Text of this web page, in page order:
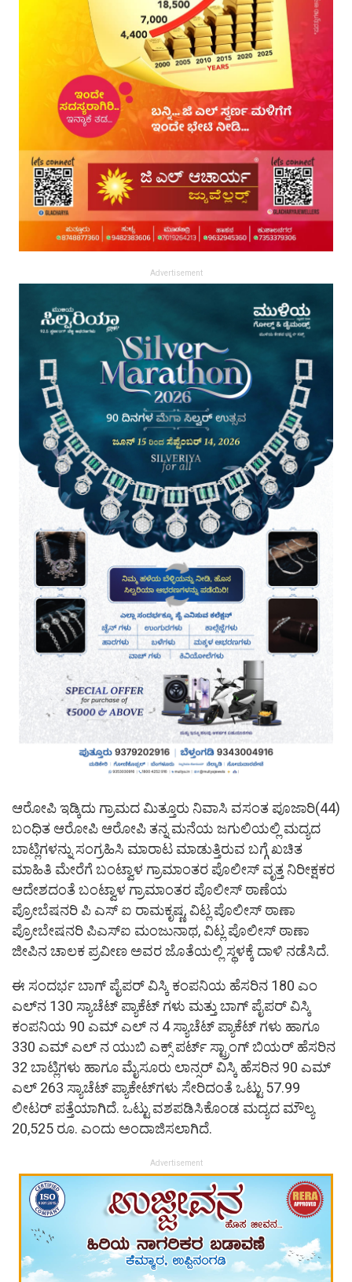
Advertisement
ಆರೋಪಿ ಇಡ್ಕಿದು ಗ್ರಾಮದ ಮಿತ್ತೂರು ನಿವಾಸಿ ವಸಂತ ಪೂಜಾರಿ(44)
ಬಂಧಿತ ಆರೋಪಿ ಆರೋಪಿ ತನ್ನ ಮನೆಯ ಜಗುಲಿಯಲ್ಲಿ ಮದ್ಯದ
ಬಾಟ್ಲಿಗಳನ್ನು ಸಂಗ್ರಹಿಸಿ ಮಾರಾಟ ಮಾಡುತ್ತಿರುವ ಬಗ್ಗೆ ಖಚಿತ
ಮಾಹಿತಿ ಮೇರೆಗೆ ಬಂಟ್ವಾಳ ಗ್ರಾಮಾಂತರ ಪೊಲೀಸ್‌ ವೃತ್ತ ನಿರೀಕ್ಷಕರ
ಆದೇಶದಂತೆ ಬಂಟ್ವಾಳ ಗ್ರಾಮಾಂತರ ಪೊಲೀಸ್‌ ಠಾಣೆಯ
ಪ್ರೋಬೆಷನರಿ ಪಿ ಎಸ್‌ ಐ ರಾಮಕೃಷ್ಣ, ವಿಟ್ಲ ಪೊಲೀಸ್‌ ಠಾಣಾ
ಪ್ರೋಬೇಷನರಿ ಪಿಎಸ್‌ಐ ಮಂಜುನಾಥ, ವಿಟ್ಲ ಪೊಲೀಸ್‌ ಠಾಣಾ
ಜೀಪಿನ ಚಾಲಕ ಪ್ರವೀಣ ಅವರ ಜೊತೆಯಲ್ಲಿ ಸ್ಥಳಕ್ಕೆ ದಾಳಿ ನಡೆಸಿದೆ.
ಈ ಸಂದರ್ಭ ಬಾಗ್ ಪೈಪರ್ ವಿಸ್ಕಿ ಕಂಪನಿಯ ಹೆಸರಿನ 180 ಎಂ
ಎಲ್‌‌ನ 130 ಸ್ಯಾಚೆಟ್ ಪ್ಯಾಕೆಟ್ ಗಳು ಮತ್ತು ಬಾಗ್ ಪೈಪರ್ ವಿಸ್ಕಿ
ಕಂಪನಿಯ 90 ಎಮ್ ಎಲ್ ನ 4 ಸ್ಯಾಚೆಟ್ ಪ್ಯಾಕೆಟ್ ಗಳು ಹಾಗೂ
330 ಎಮ್ ಎಲ್ ನ ಯುಬಿ ಎಕ್ಸ್ ಪರ್ಟ್‌ ಸ್ಟ್ರಾಂಗ್ ಬಿಯರ್ ಹೆಸರಿನ
32 ಬಾಟ್ಲಿಗಳು ಹಾಗೂ ಮೈಸೂರು ಲಾನ್ಸರ್ ವಿಸ್ಕಿ ಹೆಸರಿನ 90 ಎಮ್
ಎಲ್ 263 ಸ್ಯಾಚೆಟ್ ಪ್ಯಾಕೇಟ್‌ಗಳು ಸೇರಿದಂತೆ ಒಟ್ಟು 57.99
ಲೀಟರ್ ಪತ್ತೆಯಾಗಿದೆ. ಒಟ್ಟು ವಶಪಡಿಸಿಕೊಂಡ ಮದ್ಯದ ಮೌಲ್ಯ
20,525 ರೂ. ಎಂದು ಅಂದಾಜಿಸಲಾಗಿದೆ.
Advertisement